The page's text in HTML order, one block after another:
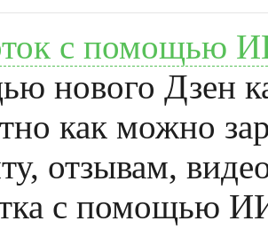
с помощью
нового Дзен
как можно
отзывам,
с помощью